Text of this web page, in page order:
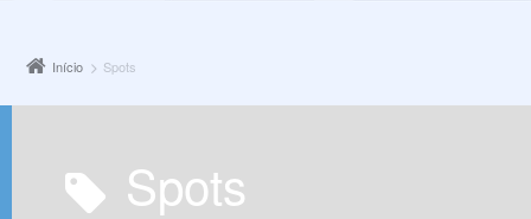
Início Spots
Spots